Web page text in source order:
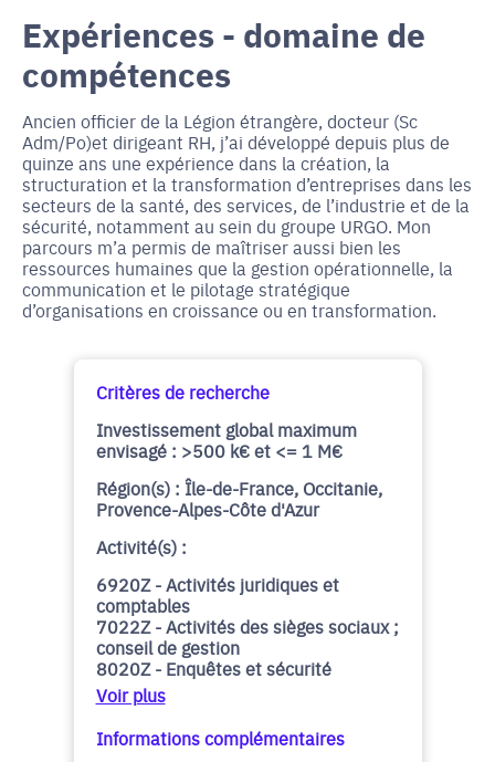
Expériences - domaine de
compétences
Ancien officier de la Légion étrangère, docteur (Sc
Adm/Po)et dirigeant RH, j’ai développé depuis plus de
quinze ans une expérience dans la création, la
structuration et la transformation d’entreprises dans les
secteurs de la santé, des services, de l’industrie et de la
sécurité, notamment au sein du groupe URGO. Mon
parcours m’a permis de maîtriser aussi bien les
ressources humaines que la gestion opérationnelle, la
communication et le pilotage stratégique
d’organisations en croissance ou en transformation.
Critères de recherche
Investissement global maximum
envisagé : >500 k€ et <= 1 M€
Région(s) : Île-de-France, Occitanie,
Provence-Alpes-Côte d'Azur
Activité(s) :
6920Z - Activités juridiques et
comptables
7022Z - Activités des sièges sociaux ;
conseil de gestion
8020Z - Enquêtes et sécurité
Voir plus
Informations complémentaires